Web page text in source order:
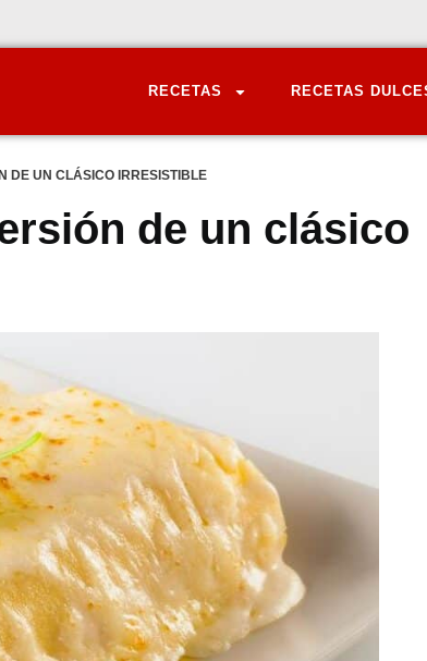
RECETAS RECETAS
DE UN CLÁSICO IRRESISTIBLE
de un clásico